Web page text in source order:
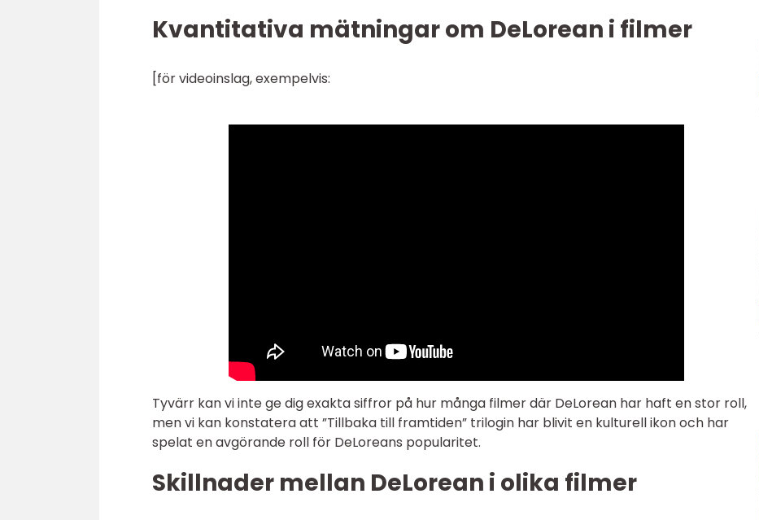
Kvantitativa mätningar om DeLorean i filmer
[för videoinslag, exempelvis:
Tyvärr kan vi inte ge dig exakta siffror på hur många filmer där DeLorean har haft en stor roll,
men vi kan konstatera att ”Tillbaka till framtiden” trilogin har blivit en kulturell ikon och har
spelat en avgörande roll för DeLoreans popularitet.
Skillnader mellan DeLorean i olika filmer